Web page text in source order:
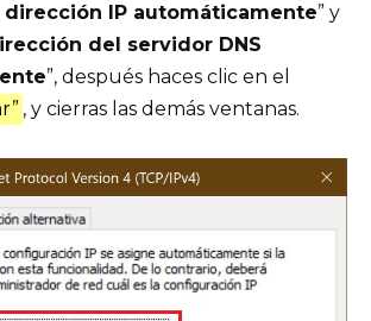
dirección IP automáticamente” y
del servidor DNS
”, después haces clic en el
, y cierras las demás ventanas.